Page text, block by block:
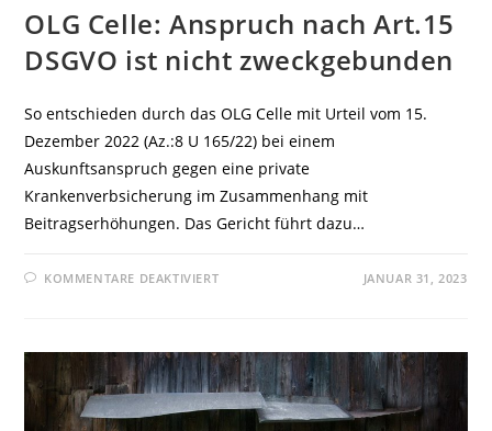
OLG Celle: Anspruch nach Art.15
DSGVO ist nicht zweckgebunden
So entschieden durch das OLG Celle mit Urteil vom 15.
Dezember 2022 (Az.:8 U 165/22) bei einem
Auskunftsanspruch gegen eine private
Krankenverbsicherung im Zusammenhang mit
Beitragserhöhungen. Das Gericht führt dazu…
KOMMENTARE DEAKTIVIERTFÜR
ART.15
DSGVO
IST
NICHT
ZWECKGEBUNDEN
JANUAR 31, 2023